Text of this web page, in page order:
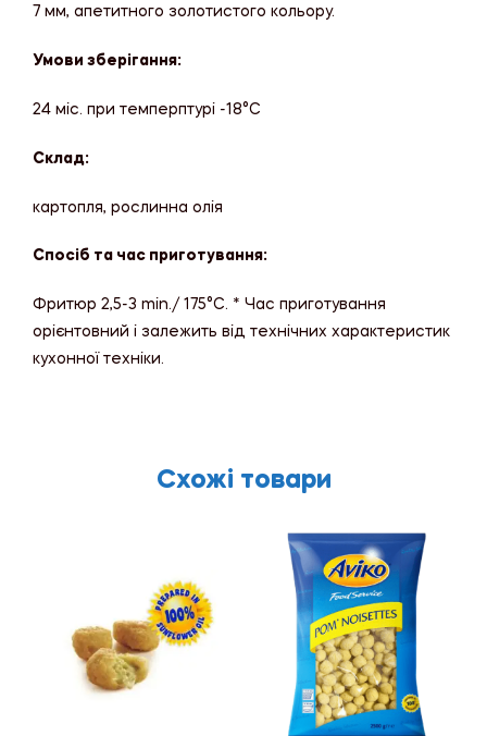
7 мм, апетитного золотистого кольору.
Умови зберігання:
24 міс. при темперптурі -18°C
Склад:
картопля, рослинна олія
Спосіб та час приготування:
Фритюр 2,5-3 min./ 175°C. * Час приготування
орієнтовний і залежить від технічних характеристик
кухонної техніки.
Схожі товари